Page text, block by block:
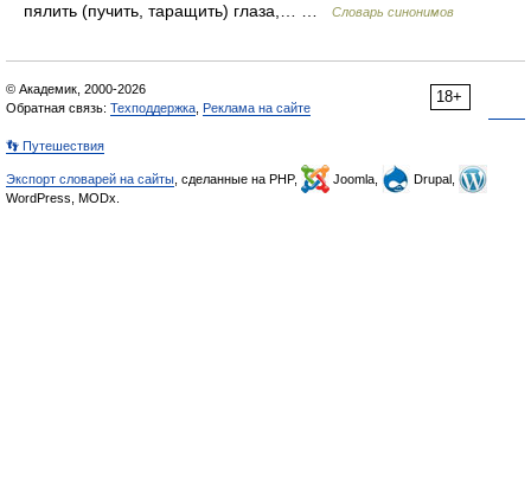
пялить (пучить, таращить) глаза,… …
Словарь синонимов
18+
© Академик, 2000-2026
Обратная связь: Техподдержка Реклама на сайте
👣 Путешествия
Экспорт словарей на сайты , сделанные на PHP, Joomla,
Drupal,
WordPress, MODx.